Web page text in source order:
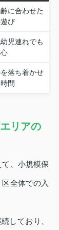
に合わせた
び
児連れでも
落ち着かせ
間
リアの
、小規模保
全体での入
しており、